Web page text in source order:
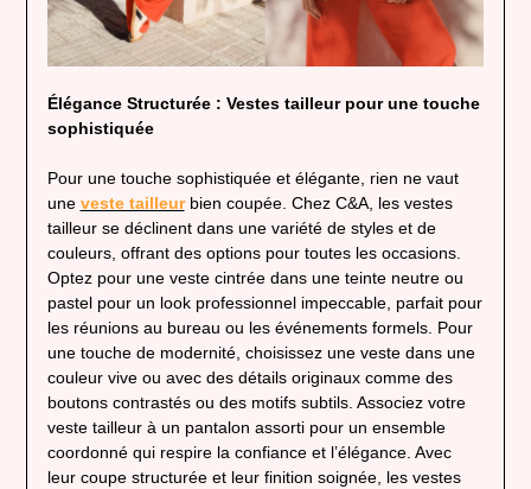
Élégance Structurée : Vestes tailleur pour une touche
sophistiquée
Pour une touche sophistiquée et élégante, rien ne vaut
une veste tailleurbien coupée. Chez C&A, les vestes
tailleur se déclinent dans une variété de styles et de
couleurs, offrant des options pour toutes les occasions.
Optez pour une veste cintrée dans une teinte neutre ou
pastel pour un look professionnel impeccable, parfait pour
les réunions au bureau ou les événements formels. Pour
une touche de modernité, choisissez une veste dans une
couleur vive ou avec des détails originaux comme des
boutons contrastés ou des motifs subtils. Associez votre
veste tailleur à un pantalon assorti pour un ensemble
coordonné qui respire la confiance et l’élégance. Avec
leur coupe structurée et leur finition soignée, les vestes